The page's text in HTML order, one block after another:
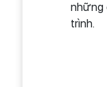
những
trình.